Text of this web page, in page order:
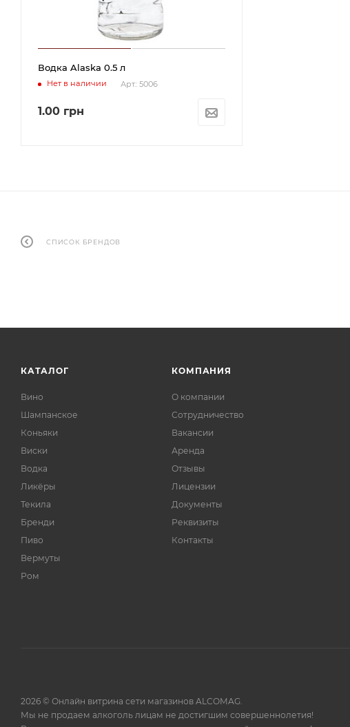
Водка Alaska 0.5 л
Нет в наличии Арт.: 5006
1.00 грн
СПИСОК БРЕНДОВ
КАТАЛОГ
Вино
Шампанское
Коньяки
Виски
Водка
Ликёры
Текила
Бренди
Пиво
Вермуты
Ром
КОМПАНИЯ
О компании
Сотрудничество
Вакансии
Аренда
Отзывы
Лицензии
Документы
Реквизиты
Контакты
2026 © Онлайн витрина сети магазинов ALCOMAG.
Мы не продаем алкоголь лицам не достигшим совершеннолетия!